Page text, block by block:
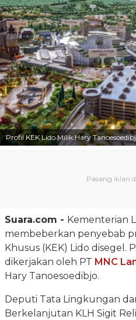
Profil KEK Lido Milik Hary
Suara.com - Kementerian
membeberkan penyebab
Khusus (KEK) Lido disegel.
dikerjakan oleh PT MNC
Hary Tanoesoedibjo.
Deputi Tata Lingkungan
Berkelanjutan KLH Sigit